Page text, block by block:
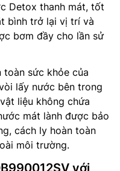
Detox thanh mát, tốt
bình trở lại vị trí và
bơm đầy cho lần sử
sức khỏe của
lấy nước bên trong
liệu không chứa
mát lành được bảo
cách ly hoàn toàn
môi trường.